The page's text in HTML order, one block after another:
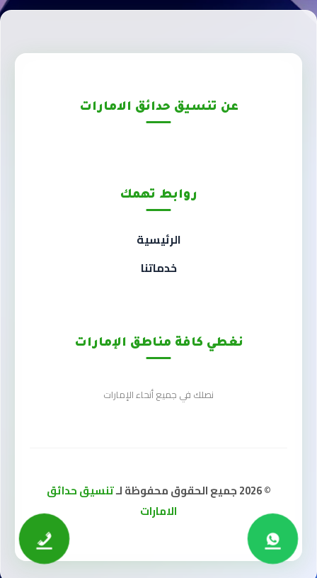
عن تنسيق حدائق الامارات
روابط تهمك
الرئيسية
خدماتنا
نغطي كافة مناطق الإمارات
نصلك في جميع أنحاء الإمارات
© 2026 جميع الحقوق محفوظة لـ
تنسيق حدائق
الامارات